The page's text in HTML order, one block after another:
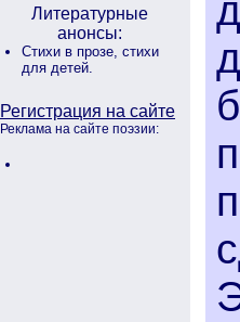
Литературные
анонсы:
Стихи в прозе, стихи
для детей.
Регистрация на сайте
Реклама на сайте поэзии: